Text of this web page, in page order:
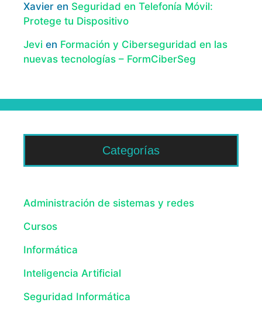
Xavier en Seguridad en Telefonía Móvil:
Protege tu Dispositivo
Jevi en Formación y Ciberseguridad en las
nuevas tecnologías – FormCiberSeg
Categorías
Administración de sistemas y redes
Cursos
Informática
Inteligencia Artificial
Seguridad Informática